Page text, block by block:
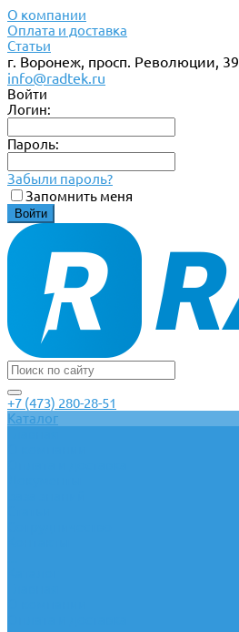
О компании
Оплата и доставка
Статьи
г. Воронеж, просп. Революции, 39
info@radtek.ru
Войти
Логин:
Пароль:
Забыли пароль?
Запомнить меня
+7 (473) 280-28-51
Каталог